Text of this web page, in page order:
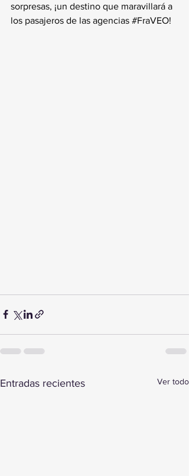
sorpresas, ¡un destino que maravillará a
los pasajeros de las agencias #FraVEO!
Entradas recientes Ver todo